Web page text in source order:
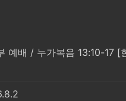
예배 / 누가복음 13:10-17 [